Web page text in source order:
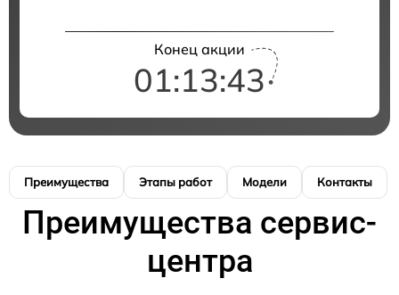
Конец акции
01:13:42
Преимущества Этапы работ Модели Контакты
Преимущества сервис-
центра